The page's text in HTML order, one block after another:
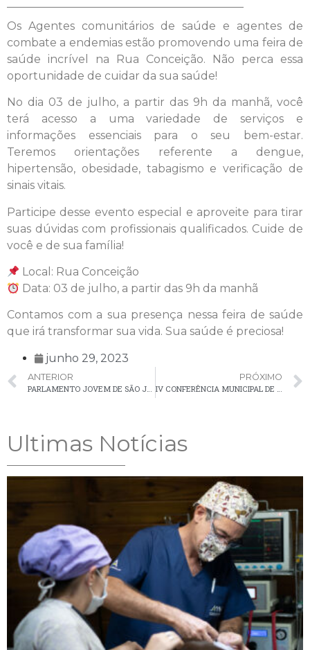
Os Agentes comunitários de saúde e agentes de
combate a endemias estão promovendo uma feira de
saúde incrível na Rua Conceição. Não perca essa
oportunidade de cuidar da sua saúde!
No dia 03 de julho, a partir das 9h da manhã, você
terá acesso a uma variedade de serviços e
informações essenciais para o seu bem-estar.
Teremos orientações referente a dengue,
hipertensão, obesidade, tabagismo e verificação de
sinais vitais.
Participe desse evento especial e aproveite para tirar
suas dúvidas com profissionais qualificados. Cuide de
você e de sua família!
Local: Rua Conceição
Data: 03 de julho, a partir das 9h da manhã
Contamos com a sua presença nessa feira de saúde
que irá transformar sua vida. Sua saúde é preciosa!
junho 29, 2023
ANTERIOR
PRÓXIMO
Ultimas Notícias